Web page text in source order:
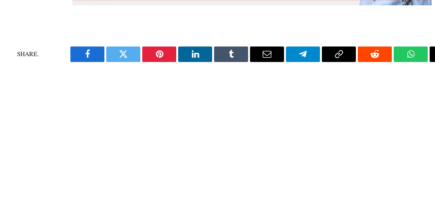
SHARE.
Facebook Twitter Pinterest LinkedIn Tumblr Email Telegram Copy
Reddit